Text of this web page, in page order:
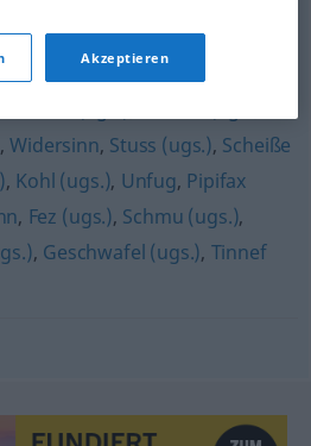
(Hauptform),Blech (ugs.)
(ugs.) Kokolores (ugs.)
,Widersinn, Stuss (ugs.), Scheiße
, Kohl (ugs.), Unfug, Pipifax
, Fez (ugs.), Schmu (ugs.),
, Geschwafel (ugs.), Tinnef
Akzeptieren